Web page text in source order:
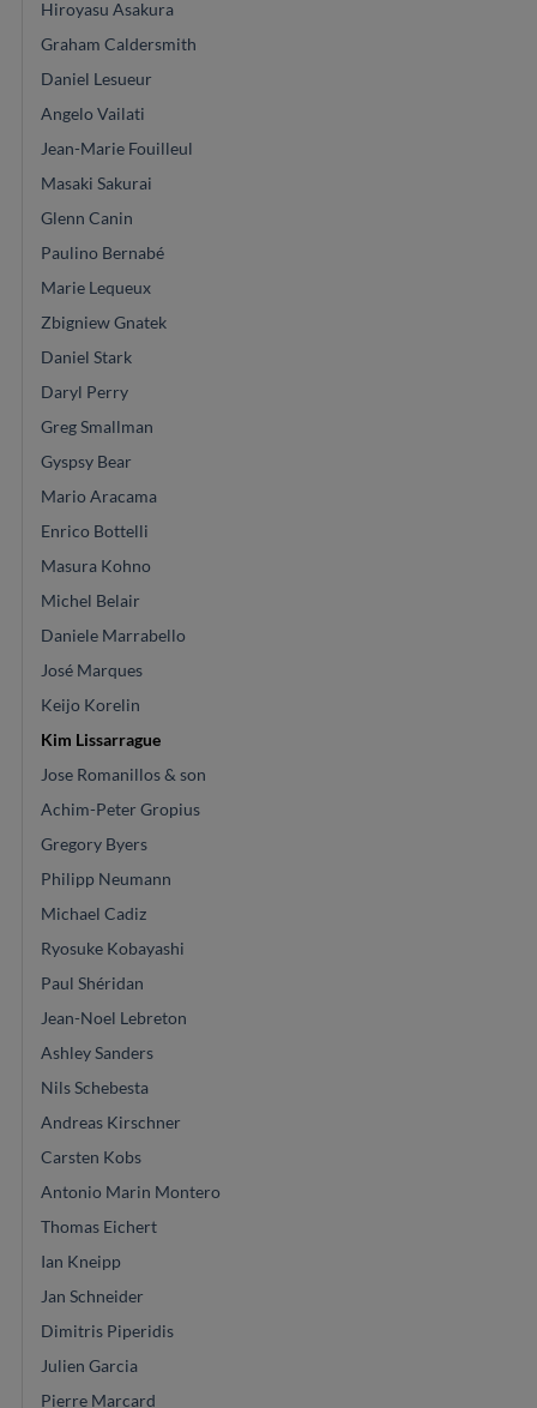
Hiroyasu Asakura
Graham Caldersmith
Daniel Lesueur
Angelo Vailati
Jean-Marie Fouilleul
Masaki Sakurai
Glenn Canin
Paulino Bernabé
Marie Lequeux
Zbigniew Gnatek
Daniel Stark
Daryl Perry
Greg Smallman
Gyspsy Bear
Mario Aracama
Enrico Bottelli
Masura Kohno
Michel Belair
Daniele Marrabello
José Marques
Keijo Korelin
Kim Lissarrague
Jose Romanillos & son
Achim-Peter Gropius
Gregory Byers
Philipp Neumann
Michael Cadiz
Ryosuke Kobayashi
Paul Shéridan
Jean-Noel Lebreton
Ashley Sanders
Nils Schebesta
Andreas Kirschner
Carsten Kobs
Antonio Marin Montero
Thomas Eichert
Ian Kneipp
Jan Schneider
Dimitris Piperidis
Julien Garcia
Pierre Marcard